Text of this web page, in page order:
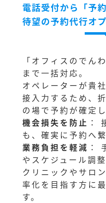
電話受付から「予
待望の予約代行オ
「オフィスのでん
まで一括対応。
オペレーターが貴
接入力するため、
の場で予約が確定し
機会損失を防止 ：
も、確実に予約へ繋
業務負担を軽減 ：
やスケジュール調整
クリニックやサロ
率化を目指す方に
す。